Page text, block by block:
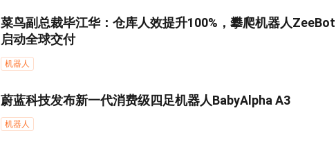
菜鸟副总裁毕江华：仓库人效提升100%，攀爬机器人ZeeBot
启动全球交付
机器人
蔚蓝科技发布新一代消费级四足机器人BabyAlpha A3
机器人